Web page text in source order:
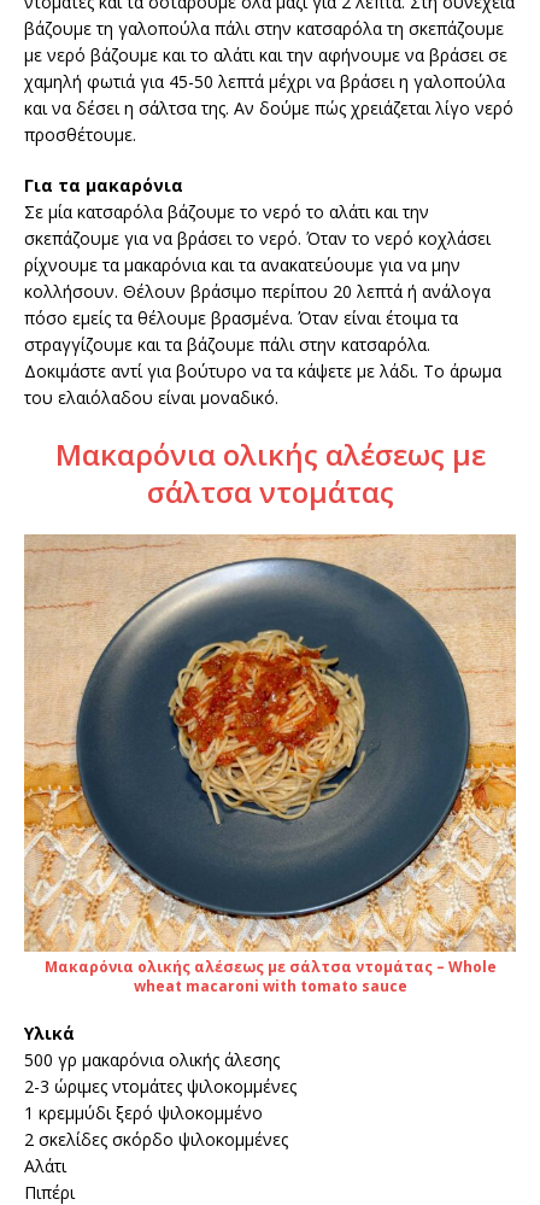
βάζουμε τη γαλοπούλα πάλι στην κατσαρόλα τη σκεπάζουμε
με νερό βάζουμε και το αλάτι και την αφήνουμε να βράσει σε
χαμηλή φωτιά για 45-50 λεπτά μέχρι να βράσει η γαλοπούλα
και να δέσει η σάλτσα της. Αν δούμε πώς χρειάζεται λίγο νερό
προσθέτουμε.
Για τα μακαρόνια
Σε μία κατσαρόλα βάζουμε το νερό το αλάτι και την
σκεπάζουμε για να βράσει το νερό. Όταν το νερό κοχλάσει
ρίχνουμε τα μακαρόνια και τα ανακατεύουμε για να μην
κολλήσουν. Θέλουν βράσιμο περίπου 20 λεπτά ή ανάλογα
πόσο εμείς τα θέλουμε βρασμένα. Όταν είναι έτοιμα τα
στραγγίζουμε και τα βάζουμε πάλι στην κατσαρόλα.
Δοκιμάστε αντί για βούτυρο να τα κάψετε με λάδι. Το άρωμα
του ελαιόλαδου είναι μοναδικό.
Μακαρόνια ολικής αλέσεως με
σάλτσα ντομάτας
Μακαρόνια ολικής αλέσεως με σάλτσα ντομάτας – Whole
wheat macaroni with tomato sauce
Υλικά
500 γρ μακαρόνια ολικής άλεσης
2-3 ώριμες ντομάτες ψιλοκομμένες
1 κρεμμύδι ξερό ψιλοκομμένο
2 σκελίδες σκόρδο ψιλοκομμένες
Αλάτι
Πιπέρι